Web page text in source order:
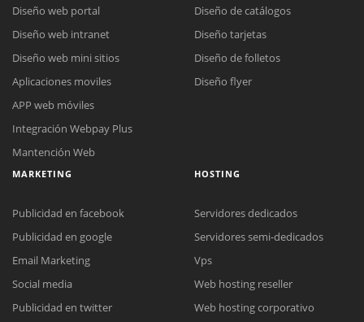
Diseño web portal
Diseño web intranet
Diseño web mini sitios
Aplicaciones moviles
APP web móviles
Integración Webpay Plus
Mantención Web
Diseño de catálogos
Diseño tarjetas
Diseño de folletos
Diseño flyer
MARKETING
Publicidad en facebook
Publicidad en google
Email Marketing
Social media
Publicidad en twitter
HOSTING
Servidores dedicados
Servidores semi-dedicados
Vps
Web hosting reseller
Web hosting corporativo